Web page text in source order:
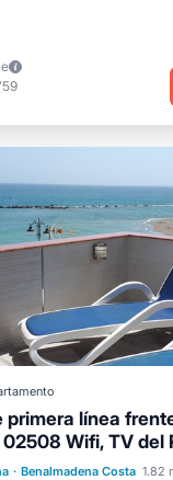
primera línea
Wifi, TV del
· Benalmadena Costa 1.82
Frente al mar
Chimenea/